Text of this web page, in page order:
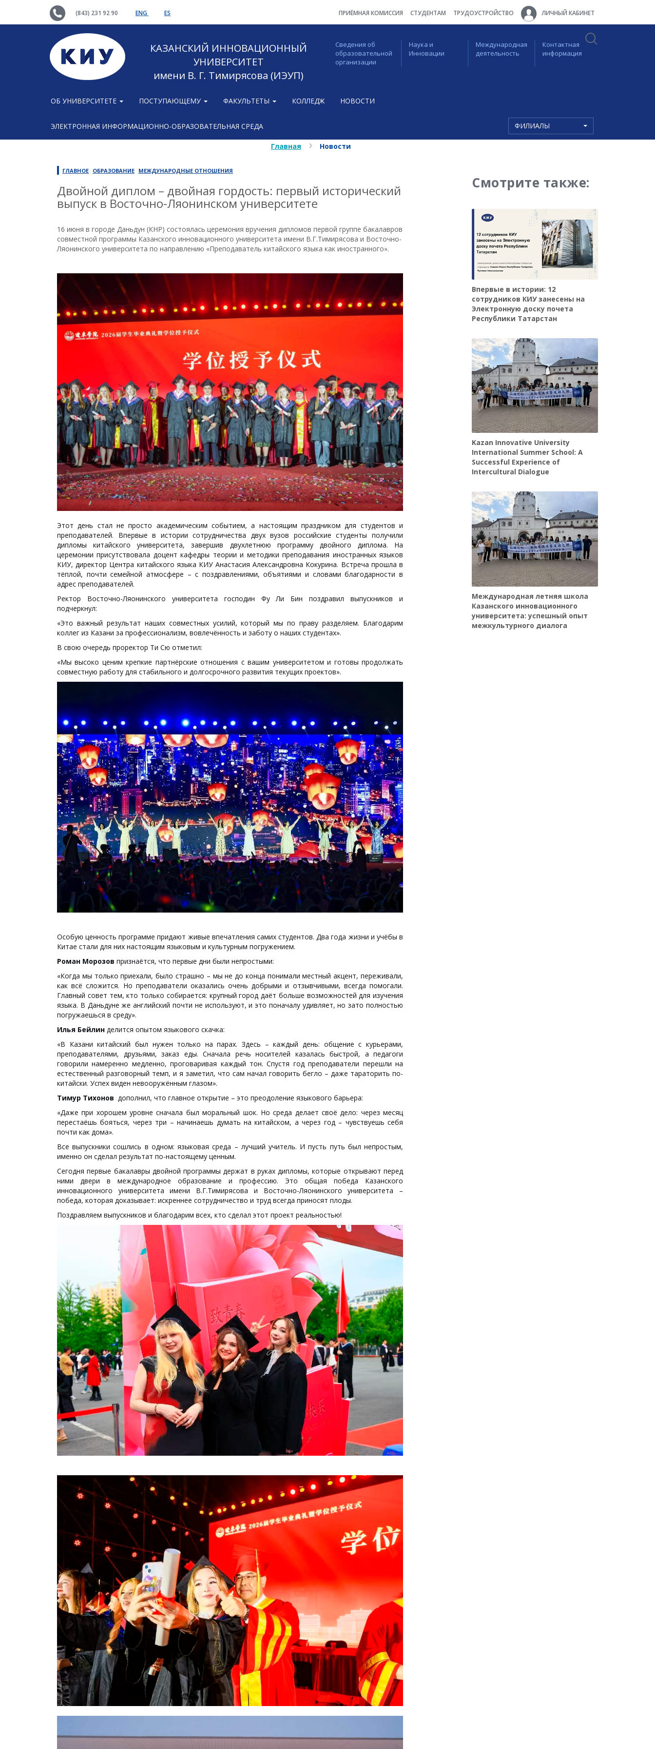
(843) 231 92 90 ENG ES ПРИЁМНАЯ КОМИССИЯ СТУДЕНТАМ ТРУДОУСТРОЙСТВО ЛИЧНЫЙ КАБИНЕТ
КАЗАНСКИЙ ИННОВАЦИОННЫЙ
УНИВЕРСИТЕТ
имени В. Г. Тимирясова (ИЭУП)
Сведения об
образовательной
организации
Наука и
Инновации
Международная
деятельность
Контактная
информация
ОБ УНИВЕРСИТЕТЕ ПОСТУПАЮЩЕМУ ФАКУЛЬТЕТЫ КОЛЛЕДЖ НОВОСТИ
ЭЛЕКТРОННАЯ ИНФОРМАЦИОННО-ОБРАЗОВАТЕЛЬНАЯ СРЕДА ФИЛИАЛЫ
Главная Новости
ГЛАВНОЕ ОБРАЗОВАНИЕ МЕЖДУНАРОДНЫЕ ОТНОШЕНИЯ
Двойной диплом – двойная гордость: первый исторический
выпуск в Восточно-Ляонинском университете
16 июня в городе Даньдун (КНР) состоялась церемония вручения дипломов первой группе бакалавров
совместной программы Казанского инновационного университета имени В.Г.Тимирясова и Восточно-
Ляонинского университета по направлению «Преподаватель китайского языка как иностранного».
Этот день стал не просто академическим событием, а настоящим праздником для студентов и
преподавателей. Впервые в истории сотрудничества двух вузов российские студенты получили
дипломы китайского университета, завершив двухлетнюю программу двойного диплома. На
церемонии присутствовала доцент кафедры теории и методики преподавания иностранных языков
КИУ, директор Центра китайского языка КИУ Анастасия Александровна Кокурина. Встреча прошла в
тёплой, почти семейной атмосфере – с поздравлениями, объятиями и словами благодарности в
адрес преподавателей.
Ректор Восточно-Ляонинского университета господин Фу Ли Бин поздравил выпускников и
подчеркнул:
«Это важный результат наших совместных усилий, который мы по праву разделяем. Благодарим
коллег из Казани за профессионализм, вовлечённость и заботу о наших студентах».
В свою очередь проректор Ти Сю отметил:
«Мы высоко ценим крепкие партнёрские отношения с вашим университетом и готовы продолжать
совместную работу для стабильного и долгосрочного развития текущих проектов».
Особую ценность программе придают живые впечатления самих студентов. Два года жизни и учёбы в
Китае стали для них настоящим языковым и культурным погружением.
Роман Морозов признаётся, что первые дни были непростыми:
«Когда мы только приехали, было страшно – мы не до конца понимали местный акцент, переживали,
как всё сложится. Но преподаватели оказались очень добрыми и отзывчивыми, всегда помогали.
Главный совет тем, кто только собирается: крупный город даёт больше возможностей для изучения
языка. В Даньдуне же английский почти не используют, и это поначалу удивляет, но зато полностью
погружаешься в среду».
Илья Бейлин делится опытом языкового скачка:
«В Казани китайский был нужен только на парах. Здесь – каждый день: общение с курьерами,
преподавателями, друзьями, заказ еды. Сначала речь носителей казалась быстрой, а педагоги
говорили намеренно медленно, проговаривая каждый тон. Спустя год преподаватели перешли на
естественный разговорный темп, и я заметил, что сам начал говорить бегло – даже тараторить по-
китайски. Успех виден невооружённым глазом».
Тимур Тихонов дополнил, что главное открытие – это преодоление языкового барьера:
«Даже при хорошем уровне сначала был моральный шок. Но среда делает своё дело: через месяц
перестаёшь бояться, через три – начинаешь думать на китайском, а через год – чувствуешь себя
почти как дома».
Все выпускники сошлись в одном: языковая среда – лучший учитель. И пусть путь был непростым,
именно он сделал результат по-настоящему ценным.
Сегодня первые бакалавры двойной программы держат в руках дипломы, которые открывают перед
ними двери в международное образование и профессию. Это общая победа Казанского
инновационного университета имени В.Г.Тимирясова и Восточно-Ляонинского университета –
победа, которая доказывает: искреннее сотрудничество и труд всегда приносят плоды.
Поздравляем выпускников и благодарим всех, кто сделал этот проект реальностью!
Смотрите также:
Впервые в истории: 12
сотрудников КИУ занесены на
Электронную доску почета
Республики Татарстан
Kazan Innovative University
International Summer School: A
Successful Experience of
Intercultural Dialogue
Международная летняя школа
Казанского инновационного
университета: успешный опыт
межкультурного диалога